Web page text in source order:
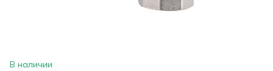
В наличии